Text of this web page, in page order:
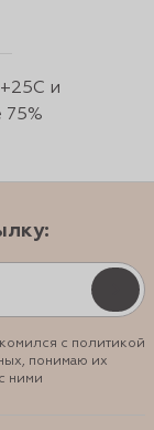
и
75%
с политикой
понимаю их
ними